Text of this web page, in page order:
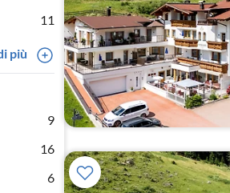
11
più
9
16
6